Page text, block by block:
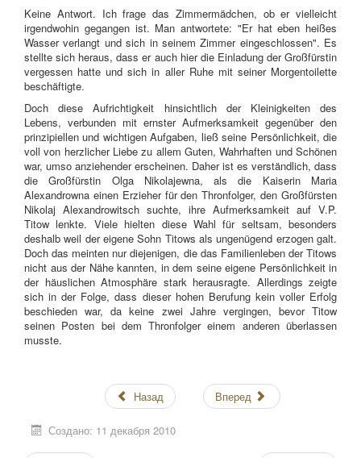
Keine Antwort. Ich frage das Zimmermädchen, ob er vielleicht
irgendwohin gegangen ist. Man antwortete: "Er hat eben heißes
Wasser verlangt und sich in seinem Zimmer eingeschlossen". Es
stellte sich heraus, dass er auch hier die Einladung der Großfürstin
vergessen hatte und sich in aller Ruhe mit seiner Morgentoilette
beschäftigte.
Doch diese Aufrichtigkeit hinsichtlich der Kleinigkeiten des
Lebens, verbunden mit ernster Aufmerksamkeit gegenüber den
prinzipiellen und wichtigen Aufgaben, ließ seine Persönlichkeit, die
voll von herzlicher Liebe zu allem Guten, Wahrhaften und Schönen
war, umso anziehender erscheinen. Daher ist es verständlich, dass
die Großfürstin Olga Nikolajewna, als die Kaiserin Maria
Alexandrowna einen Erzieher für den Thronfolger, den Großfürsten
Nikolaj Alexandrowitsch suchte, ihre Aufmerksamkeit auf V.P.
Titow lenkte. Viele hielten diese Wahl für seltsam, besonders
deshalb weil der eigene Sohn Titows als ungenügend erzogen galt.
Doch das meinten nur diejenigen, die das Familienleben der Titows
nicht aus der Nähe kannten, in dem seine eigene Persönlichkeit in
der häuslichen Atmosphäre stark herausragte. Allerdings zeigte
sich in der Folge, dass dieser hohen Berufung kein voller Erfolg
beschieden war, da keine zwei Jahre vergingen, bevor Titow
seinen Posten bei dem Thronfolger einem anderen überlassen
musste.
Назад Вперед
Создано: 11 декабря 2010